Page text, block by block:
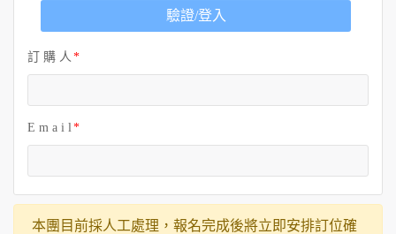
驗證/登入
訂 購 人
E m a i l
本團目前採人工處理，報名完成後將立即安排訂位確